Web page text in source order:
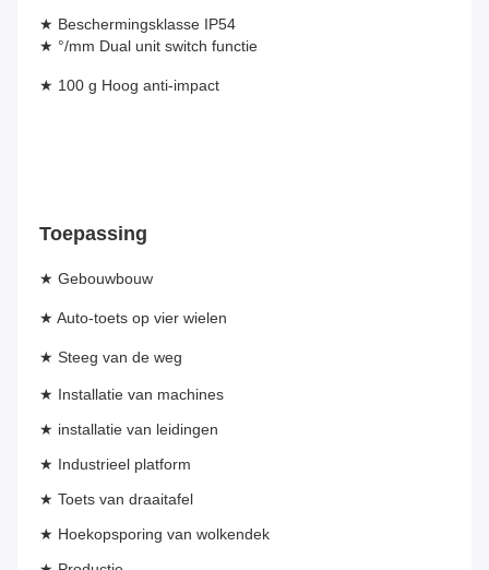
★ Beschermingsklasse IP54
★ °/mm Dual unit switch functie
★ 100 g Hoog anti-impact
Toepassing
★ Gebouwbouw
★ Auto-toets op vier wielen
★ Steeg van de weg
★ Installatie van machines
★ installatie van leidingen
★ Industrieel platform
★ Toets van draaitafel
★ Hoekopsporing van wolkendek